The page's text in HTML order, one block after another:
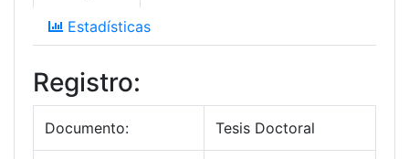
Estadísticas
Registro:
Documento: Tesis Doctoral